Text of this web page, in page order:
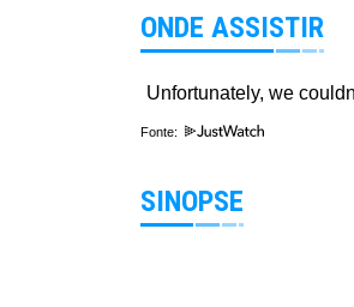
ONDE ASSISTIR
Fonte:
SINOPSE